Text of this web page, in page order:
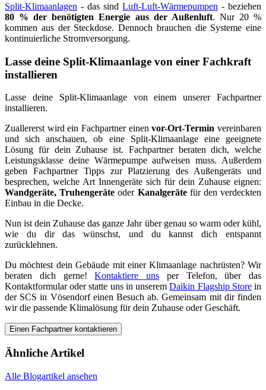
Split-Klimaanlagen - das sind Luft-Luft-Wärmepumpen - beziehen
80 % der benötigten Energie aus der Außenluft. Nur 20 %
kommen aus der Steckdose. Dennoch brauchen die Systeme eine
kontinuierliche Stromversorgung.
Lasse deine Split-Klimaanlage von einer Fachkraft
installieren
Lasse deine Split-Klimaanlage von einem unserer Fachpartner
installieren.
Zuallererst wird ein Fachpartner einenvor-Ort-Termin vereinbaren
und sich anschauen, ob eine Split-Klimaanlage eine geeignete
Lösung für dein Zuhause ist. Fachpartner beraten dich, welche
Leistungsklasse deine Wärmepumpe aufweisen muss. Außerdem
geben Fachpartner Tipps zur Platzierung des Außengeräts und
besprechen, welche Art Innengeräte sich für dein Zuhause eignen:
Wandgeräte, Truhengeräte oder Kanalgeräte für den verdeckten
Einbau in die Decke.
Nun ist dein Zuhause das ganze Jahr über genau so warm oder kühl,
wie du dir das wünschst, und du kannst dich entspannt
zurücklehnen.
Du möchtest dein Gebäude mit einer Klimaanlage nachrüsten? Wir
beraten dich gerne!Kontaktiere uns per Telefon, über das
Kontaktformular oder statte uns in unseremDaikin Flagship Storein
der SCS in Vösendorf einen Besuch ab. Gemeinsam mit dir finden
wir die passende Klimalösung für dein Zuhause oder Geschäft.
Einen Fachpartner kontaktieren
Ähnliche Artikel
Alle Blogartikel ansehen